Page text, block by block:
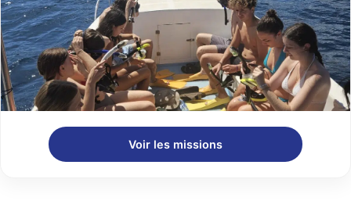
Voir les missions